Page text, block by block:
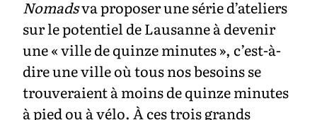
Nomadsva proposer une série d’ateliers
sur le potentiel de Lausanne à devenir
une « ville de quinze minutes », c’est-à-
dire une ville où tous nos besoins se
trouveraient à moins de quinze minutes
à pied ou à vélo. À ces trois grands